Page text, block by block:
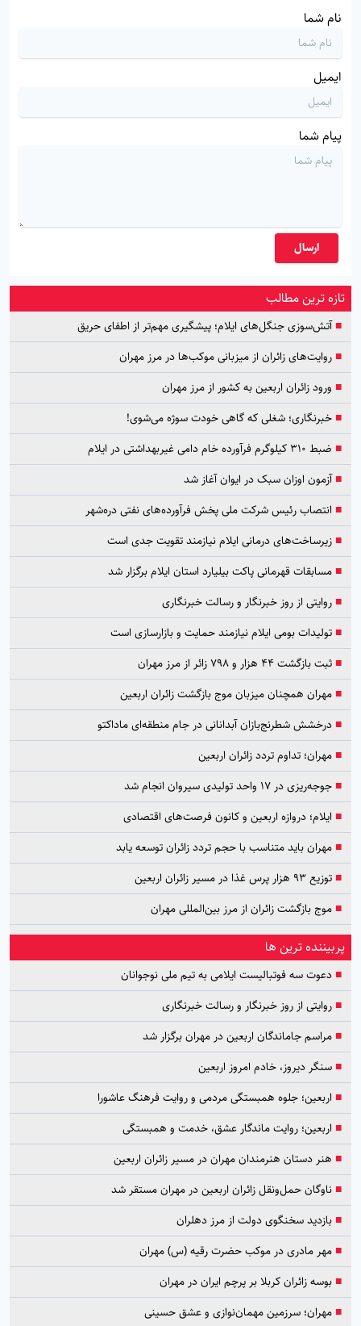
نام شما
ایمیل
پیام شما
ارسال
تازه ترین مطالب
■آتش‌سوزی جنگل‌های ایلام؛ پیشگیری مهم‌تر از اطفای حریق
■روایت‌های زائران از میزبانی موکب‌ها در مرز مهران
■ ورود زائران اربعین به کشور از مرز مهران
■خبرنگاری؛ شغلی که گاهی خودت سوژه می‌شوی!
■ ضبط ۳۱۰ کیلوگرم فرآورده خام دامی غیربهداشتی در ایلام
■آزمون اوزان سبک در ایوان آغاز شد
■ انتصاب رئیس شرکت ملی پخش فرآورده‌های نفتی دره‌شهر
■زیرساخت‌های درمانی ایلام نیازمند تقویت جدی است
■مسابقات قهرمانی پاکت بیلیارد استان ایلام برگزار شد
■روایتی از روز خبرنگار و رسالت خبرنگاری
■تولیدات بومی ایلام نیازمند حمایت و بازارسازی است
■ثبت بازگشت ۴۴ هزار و ۷۹۸ زائر از مرز مهران
■مهران همچنان میزبان موج بازگشت زائران اربعین
■درخشش شطرنج‌بازان آبدانانی در جام منطقه‌ای ماداکتو
■مهران؛ تداوم تردد زائران اربعین
■جوجه‌ریزی در ۱۷ واحد تولیدی سیروان انجام شد
■ ایلام؛ دروازه اربعین و کانون فرصت‌های اقتصادی
■مهران باید متناسب با حجم تردد زائران توسعه یابد
■توزیع ۹۳ هزار پرس غذا در مسیر زائران اربعین
■موج بازگشت زائران از مرز بین‌المللی مهران
پربیننده ترین ها
■دعوت سه فوتبالیست ایلامی به تیم ملی نوجوانان
■روایتی از روز خبرنگار و رسالت خبرنگاری
■مراسم جاماندگان اربعین در مهران برگزار شد
■سنگر دیروز، خادم امروز اربعین
■ اربعین؛ جلوه همبستگی مردمی و روایت فرهنگ عاشورا
■ اربعین؛ روایت ماندگار عشق، خدمت و همبستگی
■ هنر دستان هنرمندان مهران در مسیر زائران اربعین
■ناوگان حمل‌ونقل زائران اربعین در مهران مستقر شد
■بازدید سخنگوی دولت از مرز دهلران
■مهر مادری در موکب حضرت رقیه (س) مهران
■بوسه زائران کربلا بر پرچم ایران در مهران
■مهران؛ سرزمین مهمان‌نوازی و عشق حسینی